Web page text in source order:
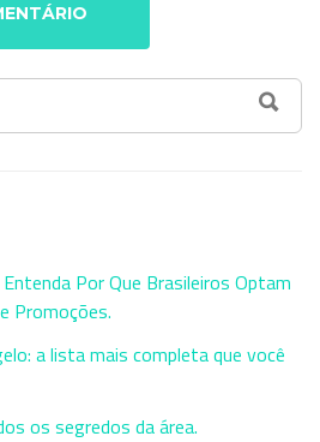
Por Que Brasileiros Optam
Promoções.
a lista mais completa que você
os segredos da área.